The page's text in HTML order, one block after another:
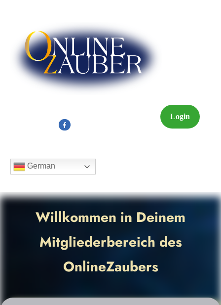
Login
German
Willkommen in Deinem
Mitgliederbereich des
OnlineZaubers